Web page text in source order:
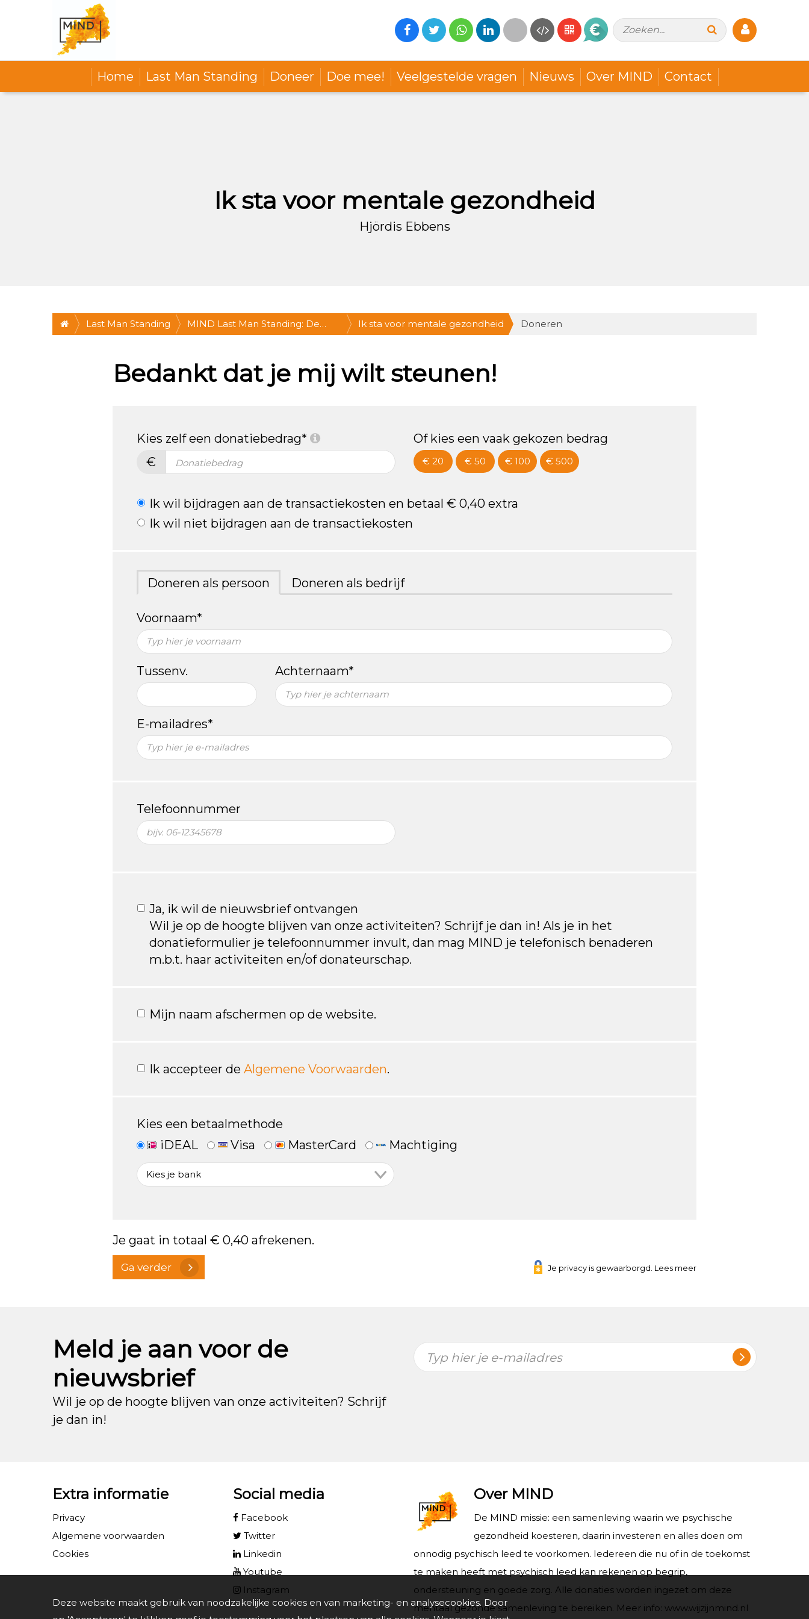
Zoeken...
Home Last Man Standing Doneer Doe mee! Veelgestelde vragen Nieuws Over MIND Contact
Ik sta voor mentale gezondheid
Hjördis Ebbens
Last Man Standing
MIND Last Man Standing: De
Utrecht
Ik sta voor mentale gezondheid Doneren
Bedankt dat je mij wilt steunen!
Kies zelf een donatiebedrag*
€
Of kies een vaak gekozen bedrag
€ 20 € 50 € 100 € 500
Ik wil bijdragen aan de transactiekosten en betaal € 0,40 extra
Ik wil niet bijdragen aan de transactiekosten
Doneren als persoon Doneren als bedrijf
Voornaam*
Tussenv. Achternaam*
E-mailadres*
Telefoonnummer
Ja, ik wil de nieuwsbrief ontvangen
Wil je op de hoogte blijven van onze activiteiten? Schrijf je dan in! Als je in het
donatieformulier je telefoonnummer invult, dan mag MIND je telefonisch benaderen
m.b.t. haar activiteiten en/of donateurschap.
Mijn naam afschermen op de website.
Ik accepteer de Algemene Voorwaarden.
Kies een betaalmethode
iDEAL
Visa MasterCard Machtiging
Je gaat in totaal € 0,40 afrekenen.
Ga verder Je privacy is gewaarborgd. Lees meer
Meld je aan voor de
nieuwsbrief
Wil je op de hoogte blijven van onze activiteiten? Schrijf
je dan in!
Typ hier je e-mailadres
Extra informatie
Privacy
Algemene voorwaarden
Cookies
Social media
Facebook
Twitter
Linkedin
Youtube
Instagram
Over MIND
De MIND missie: een samenleving waarin we psychische
gezondheid koesteren, daarin investeren en alles doen om
onnodig psychisch leed te voorkomen. Iedereen die nu of in de toekomst
te maken heeft met psychisch leed kan rekenen op begrip,
ondersteuning en goede zorg. Alle donaties worden ingezet om deze
mentaal gezonde samenleving te bereiken. Meer info: www.wijzijnmind.nl
Deze website maakt gebruik van noodzakelijke cookies en van marketing- en analysecookies. Door